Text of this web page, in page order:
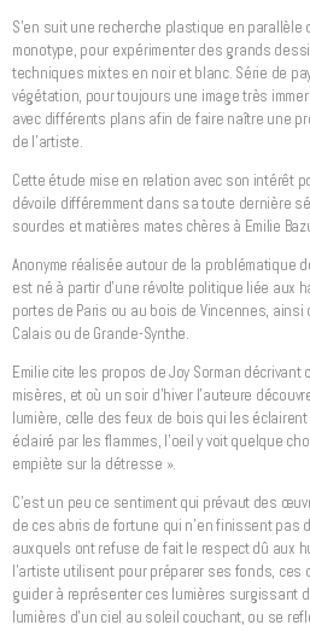
S’en suit une recherche plastique en parallèle
monotype, pour expérimenter des grands
techniques mixtes en noir et blanc. Série de
végétation, pour toujours une image très
avec différents plans afin de faire naître une
de l’artiste.
Cette étude mise en relation avec son intérêt
dévoile différemment dans sa toute dernière
sourdes et matières mates chères à Emilie
Anonyme réalisée autour de la problématique
est né à partir d’une révolte politique liée aux
portes de Paris ou au bois de Vincennes,
Calais ou de Grande-Synthe.
Emilie cite les propos de Joy Sorman
misères, et où un soir d’hiver l’auteure
lumière, celle des feux de bois qui les
éclairé par les flammes, l’oeil y voit quelque
empiète sur la détresse ».
C’est un peu ce sentiment qui prévaut des
de ces abris de fortune qui n’en finissent pas
auxquels ont refuse de fait le respect dû aux
l’artiste utilisent pour préparer ses fonds,
guider à représenter ces lumières surgissant
lumières d’un ciel au soleil couchant, ou se